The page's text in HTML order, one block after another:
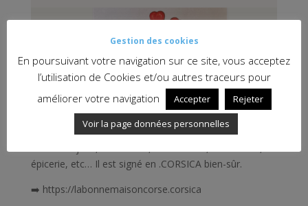
La Bonne Maison Corse, c’est un site e-commerce
incontournable des créateurs et producteurs made in
épicerie, etc… Il est signé en .CORSICA bien-sûr.
➡️ https://labonnemaisoncorse.corsica
Gestion des cookies
En poursuivant votre navigation sur ce site, vous acceptez
l’utilisation de Cookies et/ou autres traceurs pour
améliorer votre navigation
Accepter
Rejeter
Voir la page données personnelles